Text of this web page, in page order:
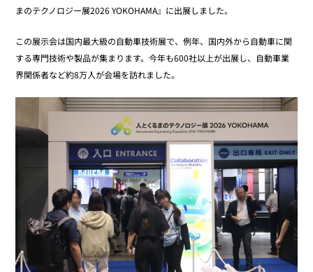
まのテクノロジー展2026 YOKOHAMA』に出展しました。
この展示会は国内最大級の自動車技術展で、例年、国内外から自動車に関
する専門技術や製品が集まります。今年も600社以上が出展し、自動車業
界関係者など約8万人が会場を訪れました。